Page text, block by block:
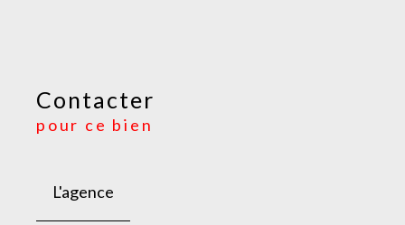
Contacter
pour ce bien
L'agence